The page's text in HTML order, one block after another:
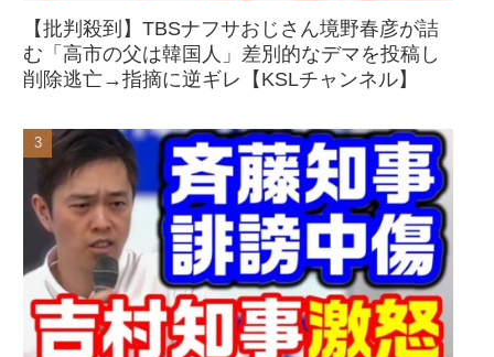
【批判殺到】TBSナフサおじさん境野春彦が詰
む「高市の父は韓国人」差別的なデマを投稿し
削除逃亡→指摘に逆ギレ【KSLチャンネル】